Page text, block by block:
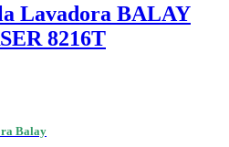
Lavadora BALAY
8216T
Balay